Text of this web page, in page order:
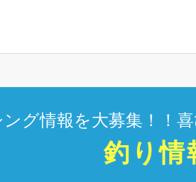
グ情報を大募集！！
釣り情